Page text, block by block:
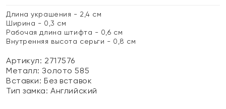
Длина украшения - 2,4 см
Ширина - 0,3 см
Рабочая длина штифта - 0,6 см
Внутренняя высота серьги - 0,8 см
Артикул: 2717576
Металл:Золото 585
Вставки:Без вставок
Тип замка:Английский